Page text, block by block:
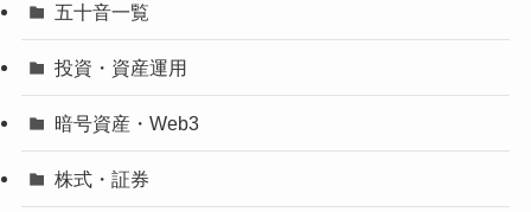
五十音一覧
投資・資産運用
暗号資産・Web3
株式・証券